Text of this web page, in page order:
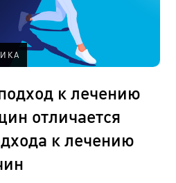
к лечению
отличается
к лечению